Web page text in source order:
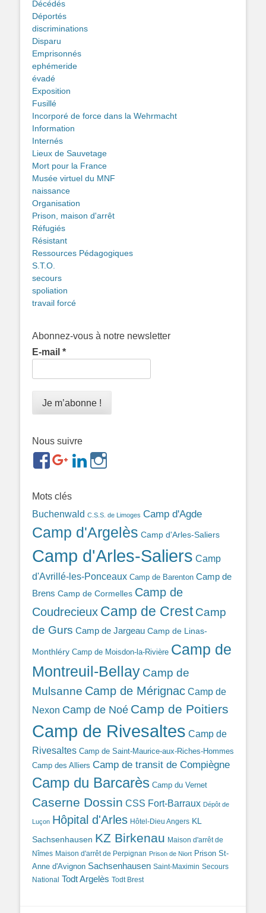
Décédés
Déportés
discriminations
Disparu
Emprisonnés
ephémeride
évadé
Exposition
Fusillé
Incorporé de force dans la Wehrmacht
Information
Internés
Lieux de Sauvetage
Mort pour la France
Musée virtuel du MNF
naissance
Organisation
Prison, maison d'arrêt
Réfugiés
Résistant
Ressources Pédagogiques
S.T.O.
secours
spoliation
travail forcé
Abonnez-vous à notre newsletter
E-mail *
Nous suivre
https://www.facebook.com/groups/
ref=br_rs
https://plus.google.com/b/
https://www.linkedin.com/in/gigi-
bonin-
Mots clés
Buchenwald C.S.S. de Limoges Camp d'Agde
Camp d'Argelès Camp d'Arles-Saliers
Camp d'Arles-Saliers Camp
d'Avrillé-les-Ponceaux Camp de Barenton Camp de
Brens Camp de Cormelles Camp de
Coudrecieux Camp de Crest Camp
de Gurs Camp de Jargeau Camp de Linas-
Monthléry Camp de Moisdon-la-Rivière Camp de
Montreuil-Bellay Camp de
Mulsanne Camp de Mérignac Camp de
Nexon Camp de Noé Camp de Poitiers
Camp de Rivesaltes Camp de
Rivesaltes Camp de Saint-Maurice-aux-Riches-Hommes
Camp des Alliers Camp de transit de Compiègne
Camp du Barcarès Camp du Vernet
Caserne Dossin CSS Fort-Barraux Dépôt de
Luçon Hôpital d'Arles Hôtel-Dieu Angers KL
Sachsenhausen KZ Birkenau Maison d'arrêt de
Nîmes Maison d'arrêt de Perpignan Prison de Niort Prison St-
Anne d'Avignon Sachsenhausen Saint-Maximin Secours
National Todt Argelès Todt Brest